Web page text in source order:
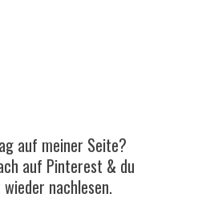
auf meiner Seite?
auf Pinterest & du
nachlesen.